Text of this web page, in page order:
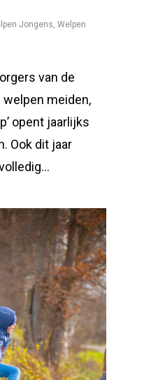
Jongens, Welpen
van de
meiden,
opent jaarlijks
Ook dit jaar